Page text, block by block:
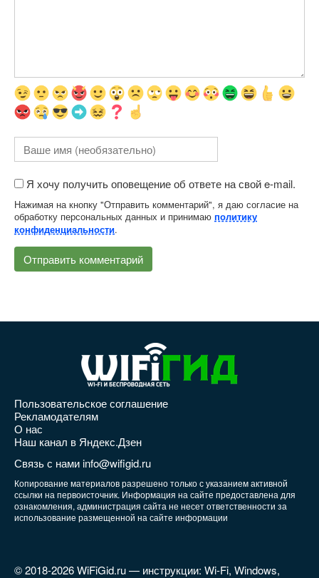
Я хочу получить оповещение об ответе на свой e-mail.
Нажимая на кнопку "Отправить комментарий", я даю согласие на
обработку персональных данных и принимаю политику
конфиденциальности.
Пользовательское соглашение
Рекламодателям
О нас
Наш канал в Яндекс.Дзен
Связь с нами info@wifigid.ru
Копирование материалов разрешено только с указанием активной
ссылки на первоисточник. Информация на сайте предоставлена для
ознакомления, администрация сайта не несет ответственности за
использование размещенной на сайте информации
© 2018-2026 WiFiGid.ru — инструкции: Wi-Fi, Windows,